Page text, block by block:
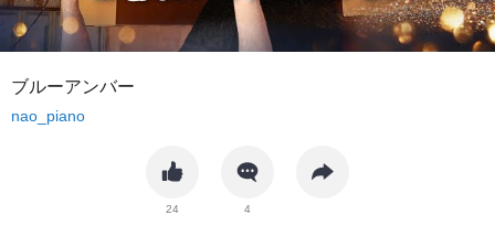
ブルーアンバー
nao_piano
24 4